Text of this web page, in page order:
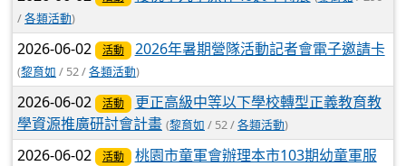
/各類活動)
2026-06-02 活動 2026年暑期營隊活動記者會電子邀請卡
(黎育如 / 52 /各類活動)
2026-06-02 活動
更正高級中等以下學校轉型正義教育教
學資源推廣研討會計畫 (黎育如 / 52 /各類活動)
2026-06-02 活動
桃園市童軍會辦理本市103期幼童軍服